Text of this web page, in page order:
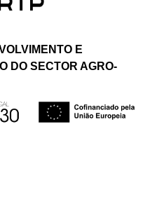
E
DO SECTOR AGRO-